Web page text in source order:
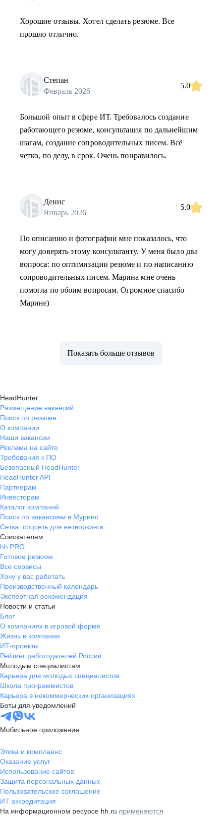
Хорошие отзывы. Хотел сделать резюме. Все
прошло отлично.
Степан
Февраль 2026
5.0
Большой опыт в сфере ИТ. Требовалось создание
работающего резюме, консультация по дальнейшим
шагам, создание сопроводительных писем. Всё
четко, по делу, в срок. Очень понравилось.
Денис
Январь 2026
5.0
По описанию и фотографии мне показалось, что
могу доверять этому консультанту. У меня было два
вопроса: по оптимизации резюме и по написанию
сопроводительных писем. Марина мне очень
помогла по обоим вопросам. Огромное спасибо
Марине)
Показать больше отзывов
HeadHunter
Размещение вакансий
Поиск по резюме
О компании
Наши вакансии
Реклама на сайте
Требования к ПО
Безопасный HeadHunter
HeadHunter API
Партнерам
Инвесторам
Каталог компаний
Поиск по вакансиям в Мурино
Сетка: соцсеть для нетворкинга
Соискателям
hh PRO
Готовое резюме
Все сервисы
Хочу у вас работать
Производственный календарь
Экспертная рекомендация
Новости и статьи
Блог
О компаниях в игровой форме
Жизнь в компании
ИТ-проекты
Рейтинг работодателей России
Молодым специалистам
Карьера для молодых специалистов
Школа программистов
Карьера в некоммерческих организациях
Боты для уведомлений
Мобильное приложение
Этика и комплаенс
Оказание услуг
Использование сайтов
Защита персональных данных
Пользовательское соглашение
ИТ аккредитация
На информационном ресурсе hh.ru применяются